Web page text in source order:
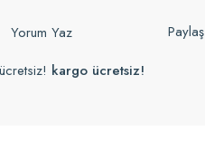
Yorum Yaz Paylaş
kargo ücretsiz!